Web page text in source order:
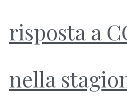
risposta a
nella